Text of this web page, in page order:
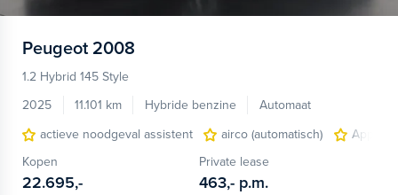
Peugeot 2008
1.2 Hybrid 145 Style
2025
11.101 km Hybride benzine
Automaat
actieve noodgeval assistent
airco (automatisch)
Apple
Kopen
22.695,-
Private lease
463,- p.m.